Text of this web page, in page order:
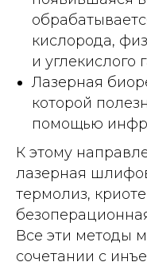
кислорода,
и углекислого
Лазерная
которой
помощью
К этому
лазерная
термолиз,
Все эти методы
сочетании с